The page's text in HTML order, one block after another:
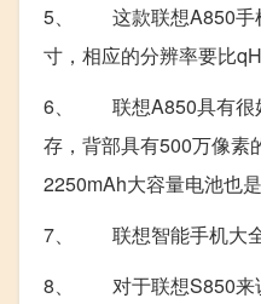
5、 这款联想A850手机
寸，相应的分辨率要比
6、 联想A850具有很好
存，背部具有500万像素
2250mAh大容量电池也
7、 联想智能手机大
8、 对于联想S850来说